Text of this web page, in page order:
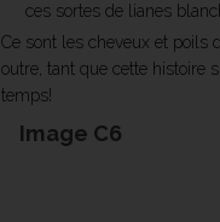
ces sortes de lianes
Ce sont les cheveux et poils
outre, tant que cette histoire
temps!
Image C6